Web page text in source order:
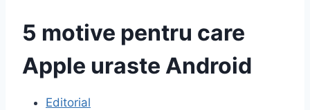
5 motive pentru care
Apple uraste Android
Editorial